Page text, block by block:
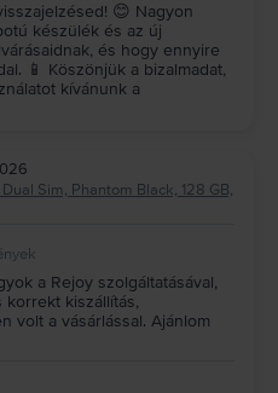
😊 Nagyon
készülék és az új
és hogy ennyire
📱 Köszönjük a bizalmadat,
kívánunk a
Sim, Phantom Black, 128 GB,
a Rejoy szolgáltatásával,
korrekt kiszállítás,
volt a vásárlással. Ajánlom